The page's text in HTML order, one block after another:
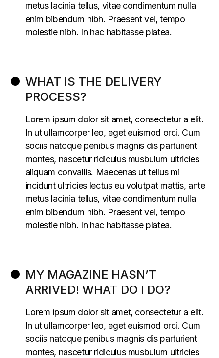
metus lacinia tellus, vitae condimentum nulla
enim bibendum nibh. Praesent vel, tempo
molestie nibh. In hac habitasse platea.
WHAT IS THE DELIVERY
PROCESS?
Lorem ipsum dolor sit amet, consectetur a elit.
In ut ullamcorper leo, eget euismod orci. Cum
sociis natoque penibus magnis dis parturient
montes, nascetur ridiculus musbulum ultricies
aliquam convallis. Maecenas ut tellus mi
incidunt ultricies lectus eu volutpat mattis, ante
metus lacinia tellus, vitae condimentum nulla
enim bibendum nibh. Praesent vel, tempo
molestie nibh. In hac habitasse platea.
MY MAGAZINE HASN’T
ARRIVED! WHAT DO I DO?
Lorem ipsum dolor sit amet, consectetur a elit.
In ut ullamcorper leo, eget euismod orci. Cum
sociis natoque penibus magnis dis parturient
montes, nascetur ridiculus musbulum ultricies